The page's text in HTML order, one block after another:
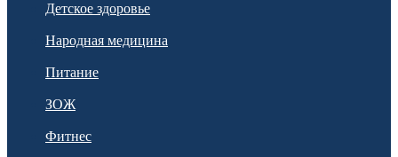
Детское здоровье
Народная медицина
Питание
ЗОЖ
Фитнес